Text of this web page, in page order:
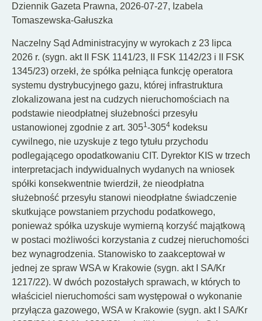
Dziennik Gazeta Prawna, 2026-07-27, Izabela
Tomaszewska-Gałuszka
Naczelny Sąd Administracyjny w wyrokach z 23 lipca
2026 r. (sygn. akt II FSK 1141/23, II FSK 1142/23 i II FSK
1345/23) orzekł, że spółka pełniąca funkcję operatora
systemu dystrybucyjnego gazu, której infrastruktura
zlokalizowana jest na cudzych nieruchomościach na
podstawie nieodpłatnej służebności przesyłu
ustanowionej zgodnie z art. 3051 -3054 kodeksu
cywilnego, nie uzyskuje z tego tytułu przychodu
podlegającego opodatkowaniu CIT. Dyrektor KIS w trzech
interpretacjach indywidualnych wydanych na wniosek
spółki konsekwentnie twierdził, że nieodpłatna
służebność przesyłu stanowi nieodpłatne świadczenie
skutkujące powstaniem przychodu podatkowego,
ponieważ spółka uzyskuje wymierną korzyść majątkową
w postaci możliwości korzystania z cudzej nieruchomości
bez wynagrodzenia. Stanowisko to zaakceptował w
jednej ze spraw WSA w Krakowie (sygn. akt I SA/Kr
1217/22). W dwóch pozostałych sprawach, w których to
właściciel nieruchomości sam występował o wykonanie
przyłącza gazowego, WSA w Krakowie (sygn. akt I SA/Kr